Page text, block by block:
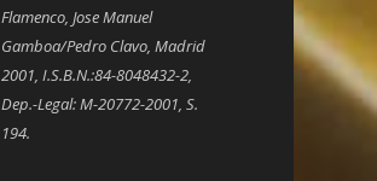
Flamenco, Jose Manuel
Gamboa/Pedro Clavo, Madrid
2001, I.S.B.N.:84-8048432-2,
Dep.-Legal: M-20772-2001, S.
194.